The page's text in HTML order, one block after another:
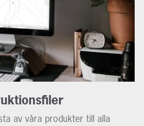
av våra produkter till alla